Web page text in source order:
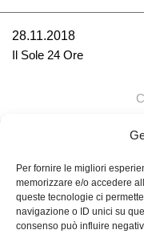
Per fornire le migliori
memorizzare e/o accedere
queste tecnologie ci
navigazione o ID unici su
consenso può influire
28.11.2018
Il Sole 24 Ore